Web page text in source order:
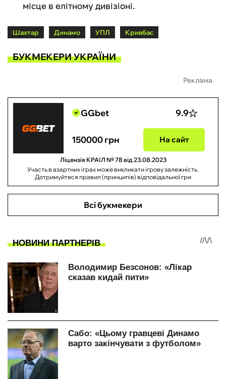
місце в елітному дивізіоні.
Шахтар Динамо УПЛ Кривбас
БУКМЕКЕРИ УКРАЇНИ
Реклама
GGbet 9.9
150000 грн На сайт
Ліцензія КРАІЛ № 78 від 23.08.2023
Участь в азартних іграх може викликати ігрову залежність.
Дотримуйтеся правил (принципів) відповідальної гри
Всі букмекери